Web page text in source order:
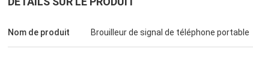
Le Lance-Canada
expédition rapide et aucun problèmes
Nom de produit Brouilleur de signal de téléphone portable